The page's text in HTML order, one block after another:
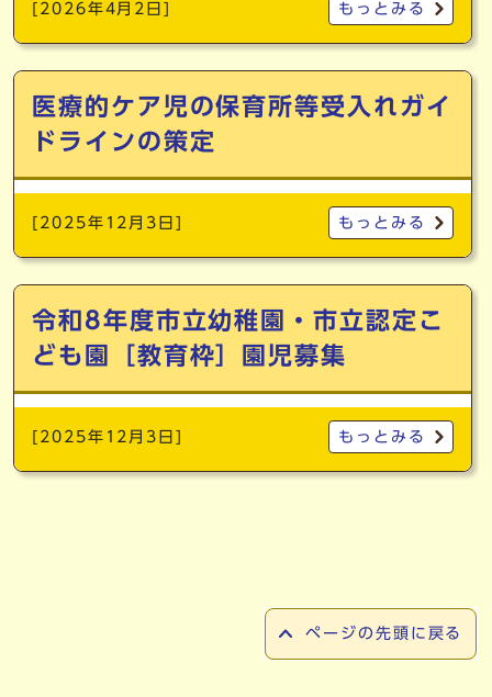
[2026年4月2日] もっとみる
医療的ケア児の保育所等受入れガイ
ドラインの策定
[2025年12月3日] もっとみる
令和8年度市立幼稚園・市立認定こ
ども園［教育枠］園児募集
[2025年12月3日] もっとみる
ページの先頭に戻る